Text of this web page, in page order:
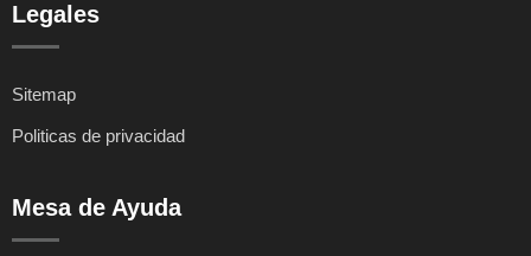
Legales
Sitemap
Politicas de privacidad
Mesa de Ayuda